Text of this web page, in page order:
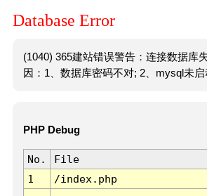
Database Error
(1040) 365建站错误警告：连接数据库
因：1、数据库密码不对; 2、mysql未启
PHP Debug
No. File
1
/index.php